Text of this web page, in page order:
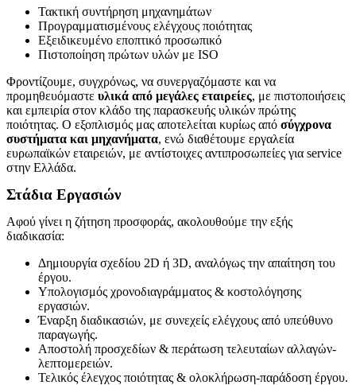
Τακτική συντήρηση μηχανημάτων
Προγραμματισμένους ελέγχους ποιότητας
Εξειδικευμένο εποπτικό προσωπικό
Πιστοποίηση πρώτων υλών με ISO
Φροντίζουμε, συγχρόνως, να συνεργαζόμαστε και να
προμηθευόμαστε υλικά από μεγάλες εταιρείες, με πιστοποιήσεις
και εμπειρία στον κλάδο της παρασκευής υλικών πρώτης
ποιότητας. Ο εξοπλισμός μας αποτελείται κυρίως από σύγχρονα
συστήματα και μηχανήματα, ενώ διαθέτουμε εργαλεία
ευρωπαϊκών εταιρειών, με αντίστοιχες αντιπροσωπείες για service
στην Ελλάδα.
Στάδια Εργασιών
Αφού γίνει η ζήτηση προσφοράς, ακολουθούμε την εξής
διαδικασία:
Δημιουργία σχεδίου 2D ή 3D, αναλόγως την απαίτηση του
έργου.
Υπολογισμός χρονοδιαγράμματος & κοστολόγησης
εργασιών.
Έναρξη διαδικασιών, με συνεχείς ελέγχους από υπεύθυνο
παραγωγής.
Αποστολή προσχεδίων & περάτωση τελευταίων αλλαγών-
λεπτομερειών.
Τελικός έλεγχος ποιότητας & ολοκλήρωση-παράδοση έργου.